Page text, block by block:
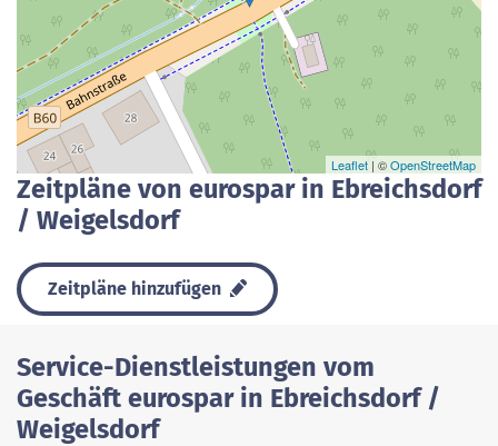
Leaflet | ©OpenStreetMap
Zeitpläne von eurospar in Ebreichsdorf
/ Weigelsdorf
Zeitpläne hinzufügen
Service-Dienstleistungen vom
Geschäft eurospar in Ebreichsdorf /
Weigelsdorf